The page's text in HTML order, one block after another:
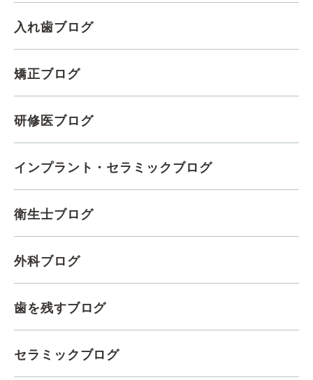
入れ歯ブログ
矯正ブログ
研修医ブログ
インプラント・セラミックブログ
衛生士ブログ
外科ブログ
歯を残すブログ
セラミックブログ